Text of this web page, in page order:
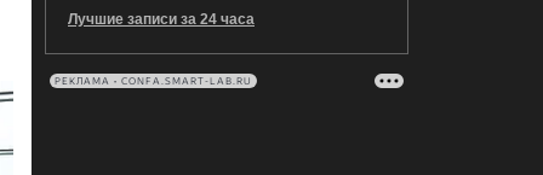
Лучшие записи за 24 часа
РЕКЛАМА • CONFA.SMART-LAB.RU